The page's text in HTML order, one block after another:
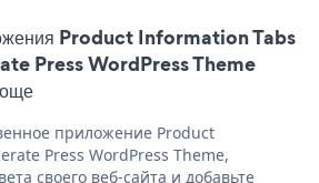
Product Information Tabs
Press WordPress Theme
приложение Product
Press WordPress Theme,
своего веб-сайта и добавьте